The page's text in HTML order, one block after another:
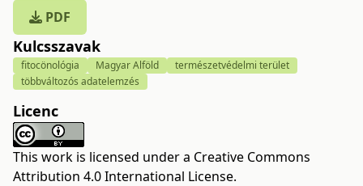
PDF
Kulcsszavak
fitocönológia Magyar Alföld
természetvédelmi terület
többváltozós adatelemzés
Licenc
This work is licensed under a Creative Commons
Attribution 4.0 International License.